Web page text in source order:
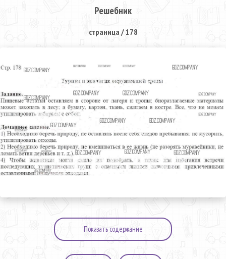
Решебник
страница / 178
Показать содержание